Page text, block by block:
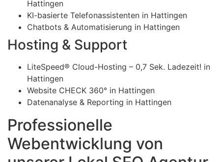
Hattingen
KI-basierte Telefonassistenten in Hattingen
Chatbots & Automatisierung in Hattingen
Hosting & Support
LiteSpeed® Cloud-Hosting – 0,7 Sek. Ladezeit! in
Hattingen
Website CHECK 360° in Hattingen
Datenanalyse & Reporting in Hattingen
Professionelle
Webentwicklung von